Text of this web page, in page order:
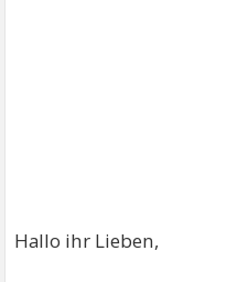
Hallo ihr Lieben,